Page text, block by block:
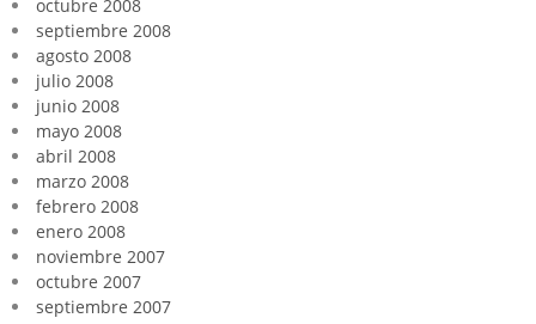
octubre 2008
septiembre 2008
agosto 2008
julio 2008
junio 2008
mayo 2008
abril 2008
marzo 2008
febrero 2008
enero 2008
noviembre 2007
octubre 2007
septiembre 2007